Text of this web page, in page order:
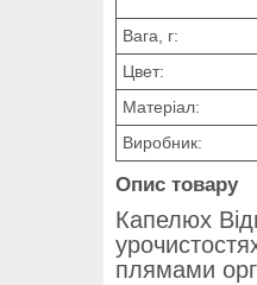
Вага, г:
Цвет:
Матеріал:
Виробник:
Опис товару
Капелюх
плямами